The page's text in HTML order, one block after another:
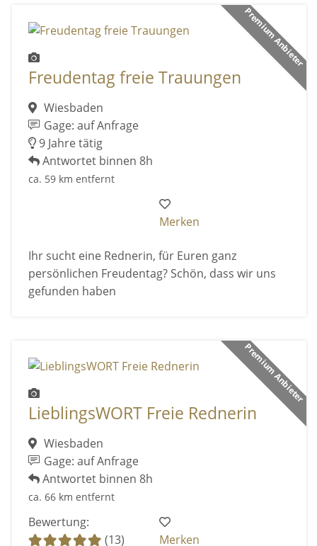
Premium Anbieter
Freudentag freie Trauungen
Wiesbaden
Gage: auf Anfrage
9 Jahre tätig
Antwortet binnen 8h
ca. 59 km entfernt
Merken
Ihr sucht eine Rednerin, für Euren ganz
persönlichen Freudentag? Schön, dass wir uns
gefunden haben
Premium Anbieter
LieblingsWORT Freie Rednerin
Wiesbaden
Gage: auf Anfrage
Antwortet binnen 8h
ca. 66 km entfernt
Bewertung:
(13)
Merken